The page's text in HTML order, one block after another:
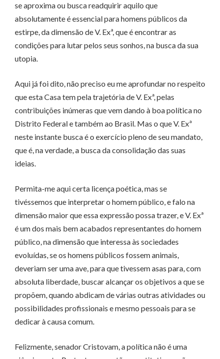
se aproxima ou busca readquirir aquilo que
absolutamente é essencial para homens públicos da
estirpe, da dimensão de V. Exª, que é encontrar as
condições para lutar pelos seus sonhos, na busca da sua
utopia.
Aqui já foi dito, não preciso eu me aprofundar no respeito
que esta Casa tem pela trajetória de V. Exª, pelas
contribuições inúmeras que vem dando à boa política no
Distrito Federal e também ao Brasil. Mas o que V. Exª
neste instante busca é o exercício pleno de seu mandato,
que é, na verdade, a busca da consolidação das suas
ideias.
Permita-me aqui certa licença poética, mas se
tivéssemos que interpretar o homem público, e falo na
dimensão maior que essa expressão possa trazer, e V. Exª
é um dos mais bem acabados representantes do homem
público, na dimensão que interessa às sociedades
evoluídas, se os homens públicos fossem animais,
deveriam ser uma ave, para que tivessem asas para, com
absoluta liberdade, buscar alcançar os objetivos a que se
propõem, quando abdicam de várias outras atividades ou
possibilidades profissionais e mesmo pessoais para se
dedicar à causa comum.
Felizmente, senador Cristovam, a política não é uma